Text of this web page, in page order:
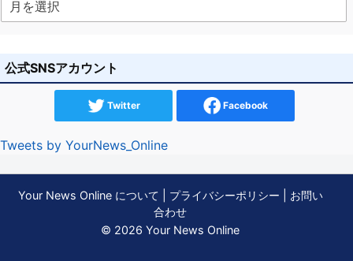
公式SNSアカウント
Twitter Facebook
Tweets by YourNews_Online
Your News Online について プライバシーポリシー
お問い
合わせ
© 2026 Your News Online